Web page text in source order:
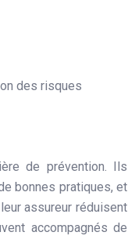
des risques
de prévention. Ils
bonnes pratiques, et
assureur réduisent
accompagnés de